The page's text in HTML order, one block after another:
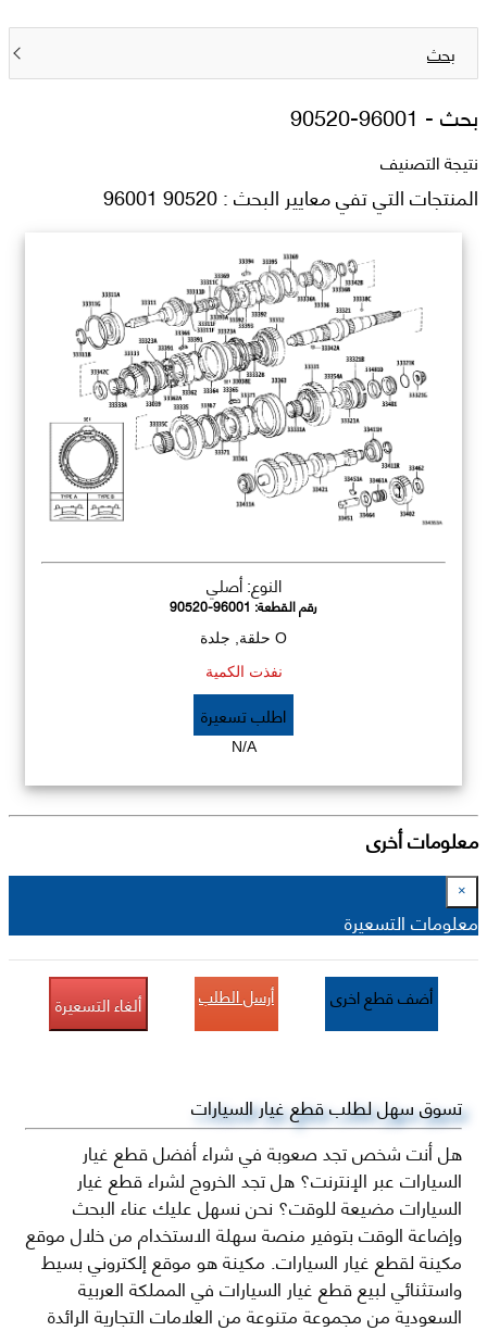
بحث
بحث - 90520-96001
نتيجة التصنيف
المنتجات التي تفي معايير البحث : 90520 96001
النوع: أصلي
رقم القطعة:90520-96001
O حلقة, جلدة
نفذت الكمية
اطلب تسعيرة
N/A
معلومات أخرى
×
معلومات التسعيرة
أضف قطع اخرى أرسل الطلب ألغاء التسعيرة
تسوق سهل لطلب قطع غيار السيارات
هل أنت شخص تجد صعوبة في شراء أفضل قطع غيار
السيارات عبر الإنترنت؟ هل تجد الخروج لشراء قطع غيار
السيارات مضيعة للوقت؟ نحن نسهل عليك عناء البحث
وإضاعة الوقت بتوفير منصة سهلة الاستخدام من خلال موقع
مكينة لقطع غيار السيارات. مكينة هو موقع إلكتروني بسيط
واستثنائي لبيع قطع غيار السيارات في المملكة العربية
السعودية من مجموعة متنوعة من العلامات التجارية الرائدة